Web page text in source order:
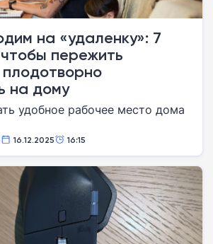
на «удаленку»: 7
пережить
на дому
удобное рабочее место дома
16.12.2025 16:15